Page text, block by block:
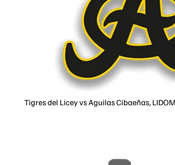
Tigres del Licey vs Aguilas Cibaeñas,